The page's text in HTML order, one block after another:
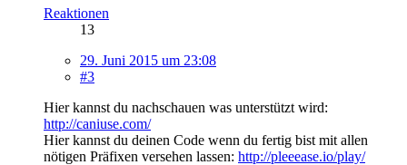
Reaktionen
13
29. Juni 2015 um 23:08
#3
Hier kannst du nachschauen was unterstützt wird:
http://caniuse.com/
Hier kannst du deinen Code wenn du fertig bist mit allen
nötigen Präfixen versehen lassen: http://pleeease.io/play/